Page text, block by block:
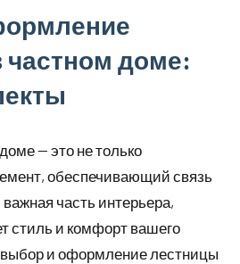
доме:
— это не только
обеспечивающий связь
часть интерьера,
стиль и комфорт вашего
и оформление лестницы